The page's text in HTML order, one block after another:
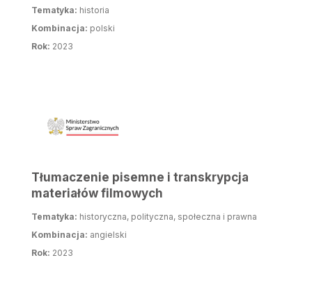
Tematyka: historia
Kombinacja: polski
Rok: 2023
Tłumaczenie pisemne i transkrypcja
materiałów filmowych
Tematyka: historyczna, polityczna, społeczna i prawna
Kombinacja: angielski
Rok: 2023